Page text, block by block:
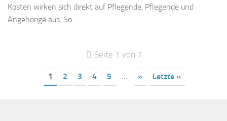
Kosten wirken sich direkt auf Pflegende, Pflegende und
Angehörige aus. So...
Seite 1 von 7
1 2 3 4 5 ... » Letzte »